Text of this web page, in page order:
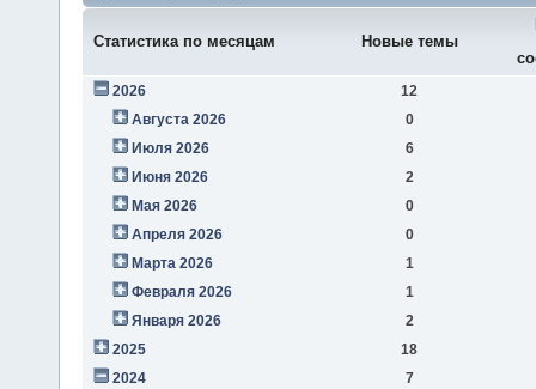
Статистика по месяцам Новые темы
2026
12
Августа 2026
0
Июля 2026
6
Июня 2026
2
Мая 2026
0
Апреля 2026
0
Марта 2026
1
Февраля 2026
1
Января 2026
2
2025
18
2024
7